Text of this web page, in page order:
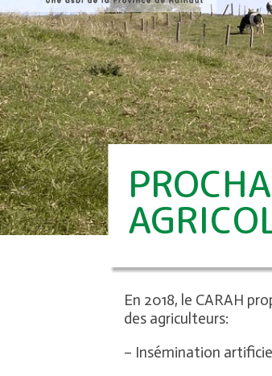
En 2018, le CARAH
des agriculteurs:
– Insémination